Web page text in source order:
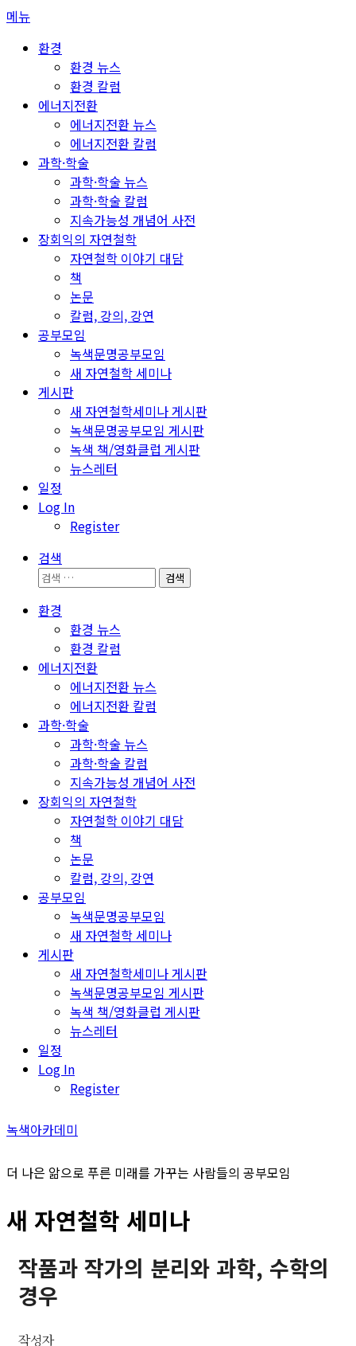
콘
메뉴
환경
환경 뉴스
환경 칼럼
에너지전환
에너지전환 뉴스
에너지전환 칼럼
과학·학술
과학·학술 뉴스
과학·학술 칼럼
지속가능성 개념어 사전
장회익의 자연철학
자연철학 이야기 대담
책
논문
칼럼, 강의, 강연
공부모임
녹색문명공부모임
새 자연철학 세미나
게시판
새 자연철학세미나 게시판
녹색문명공부모임 게시판
녹색 책/영화클럽 게시판
뉴스레터
일정
Log In
Register
검색
검
환경
환경 뉴스
환경 칼럼
에너지전환
에너지전환 뉴스
에너지전환 칼럼
과학·학술
과학·학술 뉴스
과학·학술 칼럼
지속가능성 개념어 사전
장회익의 자연철학
자연철학 이야기 대담
책
논문
칼럼, 강의, 강연
공부모임
녹색문명공부모임
새 자연철학 세미나
게시판
새 자연철학세미나 게시판
녹색문명공부모임 게시판
녹색 책/영화클럽 게시판
뉴스레터
일정
Log In
Register
녹색아카데미
더 나은 앎으로 푸른 미래를 가꾸는 사람들의 공부모임
새 자연철학 세미나
작품과 작가의 분리와 과학, 수학의
경우
작성자